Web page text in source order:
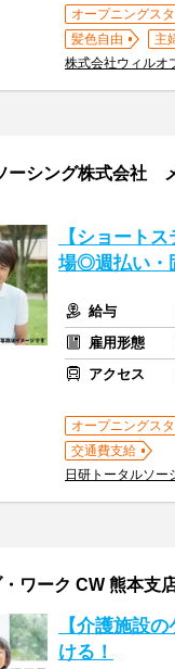
オープニングス
髪色自由
主
株式会社ウィルオ
ーシング株式会社
【ショート
場◎週払い・
給与
雇用形態
アクセス
オープニングス
交通費支給
日研トータルソー
ワーク CW 熊本支
【介護施設
ける！